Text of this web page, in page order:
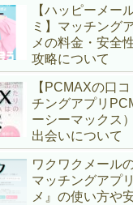
【ハッピーメー
ミ】マッチング
メの料金・安全
攻略について
【PCMAXの口
チングアプリ
ーシーマックス
出会いについて
ワクワクメール
マッチングアプ
メ』の使い方や